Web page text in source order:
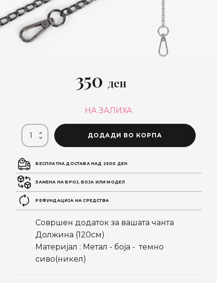
350 ден
НА ЗАЛИХА
ДОДАДИ ВО КОРПА
БЕСПЛАТНА ДОСТАВА НАД 2500 ДЕН.
ЗАМЕНА НА БРОЈ, БОЈА ИЛИ МОДЕЛ
РЕФУНДАЦИЈА НА СРЕДСТВА
Совршен додаток за вашата чанта
Должина (120см)
Материјал : Метал - боја - темно
сиво(никел)